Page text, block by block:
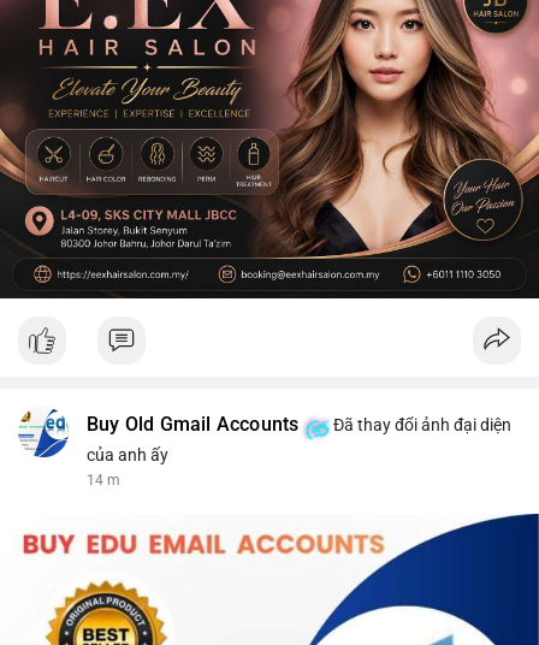
Buy Old Gmail Accounts
Đã thay đổi ảnh đại diện
của anh ấy
14 m